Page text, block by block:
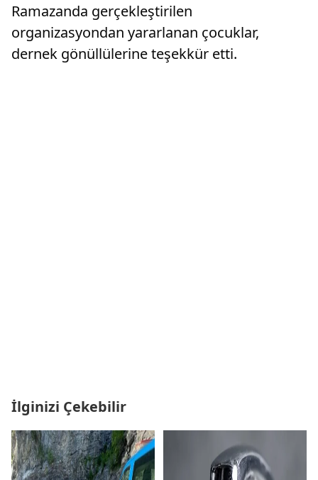
Ramazanda gerçekleştirilen
organizasyondan yararlanan çocuklar,
dernek gönüllülerine teşekkür etti.
İlginizi Çekebilir